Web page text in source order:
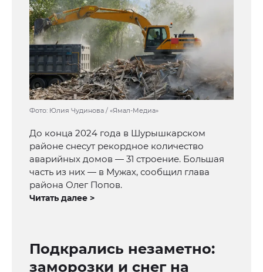
Фото: Юлия Чудинова / «Ямал-Медиа»
До конца 2024 года в Шурышкарском
районе снесут рекордное количество
аварийных домов — 31 строение. Большая
часть из них — в Мужах, сообщил глава
района Олег Попов.
Читать далее >
Подкрались незаметно:
заморозки и снег на